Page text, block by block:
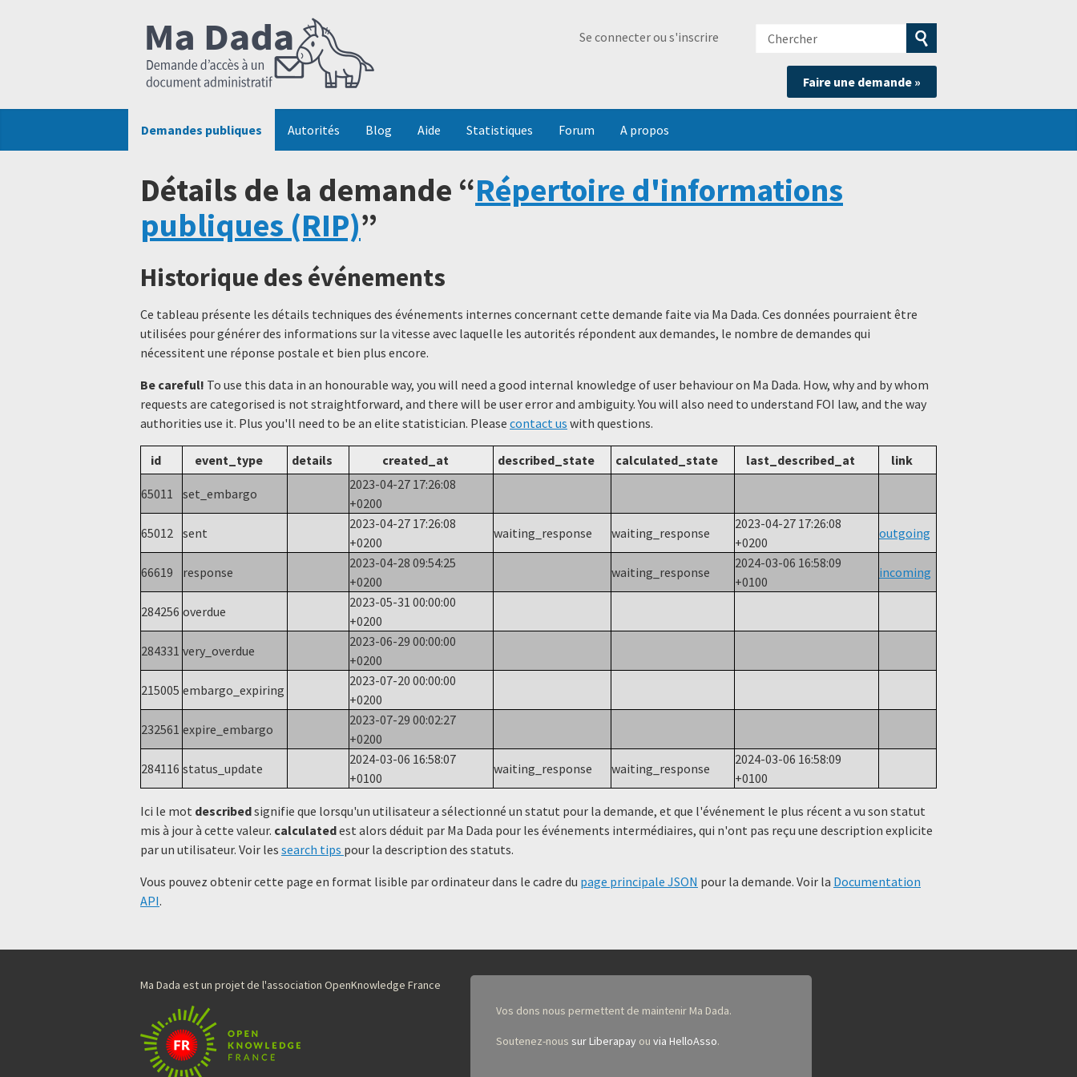
Se connecter ou s'inscrire
Chercher
Soumettre
la
recherche
Faire une demande »
Demandes publiques Autorités Blog Aide Statistiques Forum A propos
Détails de la demande “Répertoire d'informations
publiques (RIP)”
Historique des événements
Ce tableau présente les détails techniques des événements internes concernant cette demande faite via Ma Dada. Ces données pourraient être
utilisées pour générer des informations sur la vitesse avec laquelle les autorités répondent aux demandes, le nombre de demandes qui
nécessitent une réponse postale et bien plus encore.
Be careful! To use this data in an honourable way, you will need a good internal knowledge of user behaviour on Ma Dada. How, why and by whom
requests are categorised is not straightforward, and there will be user error and ambiguity. You will also need to understand FOI law, and the way
authorities use it. Plus you'll need to be an elite statistician. Please contact us with questions.
id event_type details created_at described_state calculated_state last_described_at link
65011 set_embargo
2023-04-27 17:26:08
+0200
65012 sent
2023-04-27 17:26:08
+0200
waiting_response waiting_response
2023-04-27 17:26:08
+0200
outgoing
66619 response
2023-04-28 09:54:25
+0200
waiting_response
2024-03-06 16:58:09
+0100
incoming
284256 overdue
2023-05-31 00:00:00
+0200
284331 very_overdue
2023-06-29 00:00:00
+0200
215005 embargo_expiring
2023-07-20 00:00:00
+0200
232561 expire_embargo
2023-07-29 00:02:27
+0200
284116 status_update
2024-03-06 16:58:07
+0100
waiting_response waiting_response
2024-03-06 16:58:09
+0100
Ici le mot describedsignifie que lorsqu'un utilisateur a sélectionné un statut ​​pour la demande, et que l'événement le plus récent a vu son statut
mis à jour à cette valeur. calculatedest alors déduit par Ma Dada pour les événements intermédiaires, qui n'ont pas reçu une description explicite
par un utilisateur. Voir les search tips pour la description des statuts.
Vous pouvez obtenir cette page en format lisible par ordinateur dans le cadre du page principale JSON pour la demande. Voir la Documentation
API.
Ma Dada est un projet de l'association OpenKnowledge France
Vos dons nous permettent de maintenir Ma Dada.
Soutenez-nous sur Liberapayou via HelloAsso.